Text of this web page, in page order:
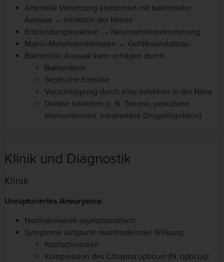
Arterielle Verletzung kombiniert mit bakterieller
Aussaat → Infektion der Intima
Entzündungsreaktion → Neutrophilenrekrutierung
Matrix-Metalloproteinasen → Gefäßwandabbau
Bakterielle Aussaat kann erfolgen durch:
Bakteriämie
Septische Embolie
Verschleppung durch eine Infektion in der Nähe
Direkte Infektion (z. B. Trauma, perkutane
Interventionen, intravenöse Drogeninjektion)
Klinik und Diagnostik
Klinik
Unrupturiertes Aneurysma:
Normalerweise asymptomatisch
Symptome aufgrund raumfordernder Wirkung:
Kopfschmerzen
Kompression des Chiasma opticum (N. opticus):